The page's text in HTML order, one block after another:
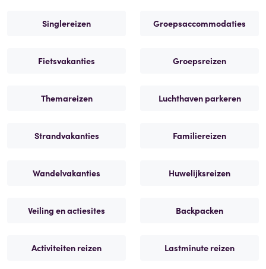
Singlereizen Groepsaccommodaties
Fietsvakanties Groepsreizen
Themareizen Luchthaven parkeren
Strandvakanties Familiereizen
Wandelvakanties Huwelijksreizen
Veiling en actiesites Backpacken
Activiteiten reizen Lastminute reizen